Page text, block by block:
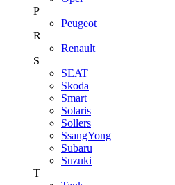
P
Peugeot
R
Renault
S
SEAT
Skoda
Smart
Solaris
Sollers
SsangYong
Subaru
Suzuki
T